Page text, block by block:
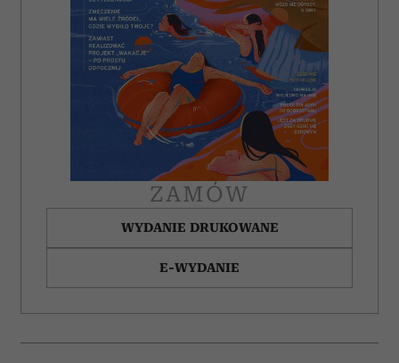
ZAMÓW
WYDANIE DRUKOWANE
E-WYDANIE